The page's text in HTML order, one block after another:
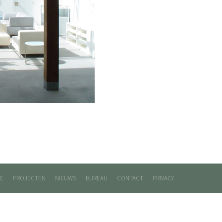
PROJECTEN NIEUWS BUREAU CONTACT PRIVACY